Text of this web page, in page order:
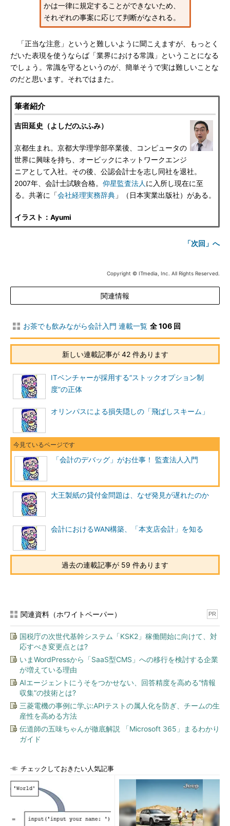
かは一律に規定することができないため、
それぞれの事案に応じて判断がなされる。
「正当な注意」というと難しいように聞こえますが、もっとく
だいた表現を使うならば「業界における常識」ということになる
でしょう。常識を守るというのが、簡単そうで実は難しいことな
のだと思います。それではまた。
筆者紹介
吉田延史（よしだのぶふみ）
京都生まれ。京都大学理学部卒業後、コンピュータの
世界に興味を持ち、オービックにネットワークエンジ
ニアとして入社。その後、公認会計士を志し同社を退社。
2007年、会計士試験合格。 仰星監査法人 に入所し現在に至
る。共著に「会社経理実務辞典 」（日本実業出版社）がある。
イラスト：Ayumi
「次回」へ
Copyright © ITmedia, Inc. All Rights Reserved.
関連情報
お茶でも飲みながら会計入門 連載一覧 全 106 回
新しい連載記事が 42 件あります
ITベンチャーが採用する“ストックオプション制
度”の正体
オリンパスによる損失隠しの「飛ばしスキーム」
「会計のデバッグ」がお仕事！ 監査法人入門
大王製紙の貸付金問題は、なぜ発見が遅れたのか
会計におけるWAN構築、「本支店会計」を知る
過去の連載記事が 59 件あります
関連資料（ホワイトペーパー） PR
国税庁の次世代基幹システム「KSK2」稼働開始に向けて、対
応すべき変更点とは?
いまWordPressから「SaaS型CMS」への移行を検討する企業
が増えている理由
AIエージェントにうそをつかせない、回答精度を高める“情報
収集”の技術とは?
三菱電機の事例に学ぶ:APIテストの属人化を防ぎ、チームの生
産性を高める方法
伝道師の五味ちゃんが徹底解説 「Microsoft 365」まるわかり
ガイド
チェックしておきたい人気記事